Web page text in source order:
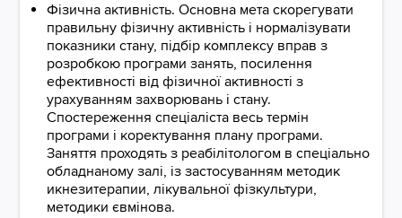
Фізична активність. Основна мета скорегувати
правильну фізичну активність і нормалізувати
показники стану, підбір комплексу вправ з
розробкою програми занять, посилення
ефективності від фізичної активності з
урахуванням захворювань і стану.
Спостереження спеціаліста весь термін
програми і коректування плану програми.
Заняття проходять з реабілітологом в спеціально
обладнаному залі, із застосуванням методик
икнезитерапии, лікувальної фізкультури,
методики євмінова.